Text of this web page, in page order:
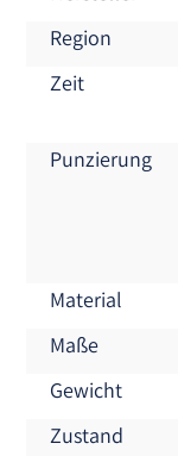
Region
Zeit
Punzierung
Material
Maße
Gewicht
Zustand